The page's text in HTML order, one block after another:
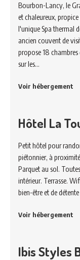
Bourbon-Lancy, le
et chaleureux,
l'unique Spa thermal
ancien couvent de
propose 18
sur les…
Voir hébergement
Hôtel La
Petit hôtel pour
piétonnier, à
Parquet au sol.
intérieur. Terrasse.
bien-être et de
Voir hébergement
Ibis Styles